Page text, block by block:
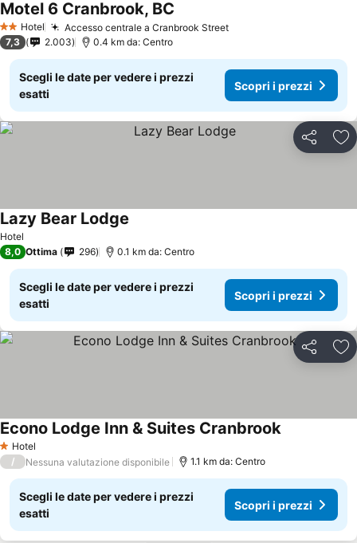
2 StelleHotel Accesso centrale a Cranbrook Street
Motel 6 Cranbrook, BC
7,3 2.003 0.4 km da: Centro
Scegli le date per vedere i prezzi
esatti
Scopri i prezzi
Condividi
Hotel
Lazy Bear Lodge
8,0 Ottima 296 0.1 km da: Centro
Scegli le date per vedere i prezzi
esatti
Scopri i prezzi
Condividi
1 Stelle
Hotel
Econo Lodge Inn & Suites Cranbrook
/ Nessuna valutazione disponibile 1.1 km da: Centro
Scegli le date per vedere i prezzi
esatti
Scopri i prezzi